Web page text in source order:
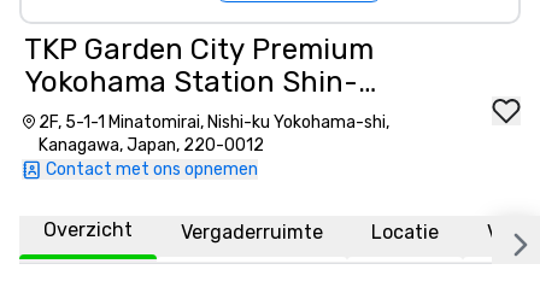
TKP Garden City Premium
Yokohama Station Shin-
Takashima
2F, 5-1-1 Minatomirai, Nishi-ku Yokohama-shi,
Kanagawa, Japan, 220-0012
Contact met ons opnemen
Overzicht Vergaderruimte Locatie